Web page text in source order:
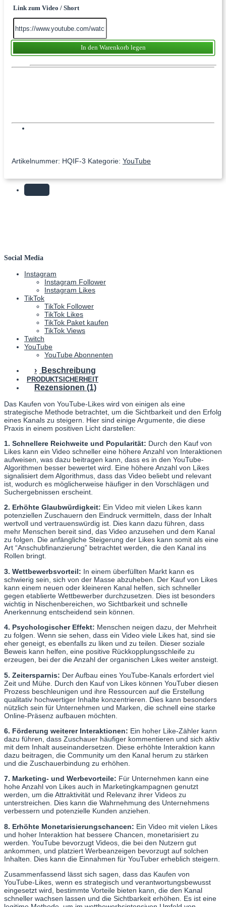
Link zum Video / Short
In den Warenkorb
Artikelnummer: HQIF-3 Kategorie: YouTube
Social Media
Instagram
Instagram Follower
Instagram Likes
TikTok
TikTok Follower
TikTok Likes
TikTok Paket kaufen
TikTok Views
Twitch
YouTube
YouTube Abonnenten
Beschreibung
PRODUKTSICHERHEIT
Rezensionen (1)
Das Kaufen von YouTube-Likes wird von einigen als eine
strategische Methode betrachtet, um die Sichtbarkeit und den Erfolg
eines Kanals zu steigern. Hier sind einige Argumente, die diese
Praxis in einem positiven Licht darstellen:
1. Schnellere Reichweite und Popularität: Durch den Kauf von
Likes kann ein Video schneller eine höhere Anzahl von Interaktionen
aufweisen, was dazu beitragen kann, dass es in den YouTube-
Algorithmen besser bewertet wird. Eine höhere Anzahl von Likes
signalisiert dem Algorithmus, dass das Video beliebt und relevant
ist, wodurch es möglicherweise häufiger in den Vorschlägen und
Suchergebnissen erscheint.
2. Erhöhte Glaubwürdigkeit: Ein Video mit vielen Likes kann
potenziellen Zuschauern den Eindruck vermitteln, dass der Inhalt
wertvoll und vertrauenswürdig ist. Dies kann dazu führen, dass
mehr Menschen bereit sind, das Video anzusehen und dem Kanal
zu folgen. Die anfängliche Steigerung der Likes kann somit als eine
Art “Anschubfinanzierung” betrachtet werden, die den Kanal ins
Rollen bringt.
3. Wettbewerbsvorteil: In einem überfüllten Markt kann es
schwierig sein, sich von der Masse abzuheben. Der Kauf von Likes
kann einem neuen oder kleineren Kanal helfen, sich schneller
gegen etablierte Wettbewerber durchzusetzen. Dies ist besonders
wichtig in Nischenbereichen, wo Sichtbarkeit und schnelle
Anerkennung entscheidend sein können.
4. Psychologischer Effekt: Menschen neigen dazu, der Mehrheit
zu folgen. Wenn sie sehen, dass ein Video viele Likes hat, sind sie
eher geneigt, es ebenfalls zu liken und zu teilen. Dieser soziale
Beweis kann helfen, eine positive Rückkopplungsschleife zu
erzeugen, bei der die Anzahl der organischen Likes weiter ansteigt.
5. Zeitersparnis: Der Aufbau eines YouTube-Kanals erfordert viel
Zeit und Mühe. Durch den Kauf von Likes können YouTuber diesen
Prozess beschleunigen und ihre Ressourcen auf die Erstellung
qualitativ hochwertiger Inhalte konzentrieren. Dies kann besonders
nützlich sein für Unternehmen und Marken, die schnell eine starke
Online-Präsenz aufbauen möchten.
6. Förderung weiterer Interaktionen: Ein hoher Like-Zähler kann
dazu führen, dass Zuschauer häufiger kommentieren und sich aktiv
mit dem Inhalt auseinandersetzen. Diese erhöhte Interaktion kann
dazu beitragen, die Community um den Kanal herum zu stärken
und die Zuschauerbindung zu erhöhen.
7. Marketing- und Werbevorteile: Für Unternehmen kann eine
hohe Anzahl von Likes auch in Marketingkampagnen genutzt
werden, um die Attraktivität und Relevanz ihrer Videos zu
unterstreichen. Dies kann die Wahrnehmung des Unternehmens
verbessern und potenzielle Kunden anziehen.
8. Erhöhte Monetarisierungschancen: Ein Video mit vielen Likes
und hoher Interaktion hat bessere Chancen, monetarisiert zu
werden. YouTube bevorzugt Videos, die bei den Nutzern gut
ankommen, und platziert Werbeanzeigen bevorzugt auf solchen
Inhalten. Dies kann die Einnahmen für YouTuber erheblich steigern.
Zusammenfassend lässt sich sagen, dass das Kaufen von
YouTube-Likes, wenn es strategisch und verantwortungsbewusst
eingesetzt wird, bestimmte Vorteile bieten kann, die den Kanal
schneller wachsen lassen und die Sichtbarkeit erhöhen. Es ist eine